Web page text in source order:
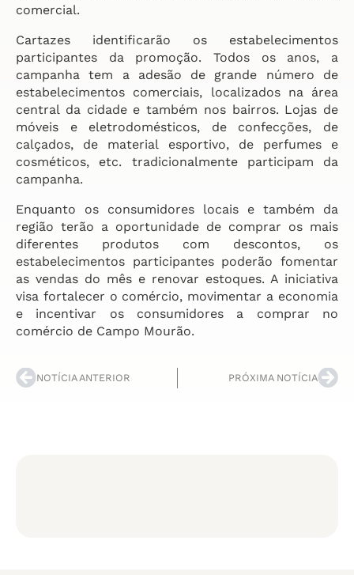
comercial.
Cartazes identificarão os estabelecimentos
participantes da promoção. Todos os anos, a
campanha tem a adesão de grande número de
estabelecimentos comerciais, localizados na área
central da cidade e também nos bairros. Lojas de
móveis e eletrodomésticos, de confecções, de
calçados, de material esportivo, de perfumes e
cosméticos, etc. tradicionalmente participam da
campanha.
Enquanto os consumidores locais e também da
região terão a oportunidade de comprar os mais
diferentes produtos com descontos, os
estabelecimentos participantes poderão fomentar
as vendas do mês e renovar estoques. A iniciativa
visa fortalecer o comércio, movimentar a economia
e incentivar os consumidores a comprar no
comércio de Campo Mourão.
NOTÍCIA ANTERIOR PRÓXIMA NOTÍCIA